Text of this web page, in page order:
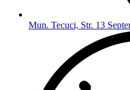
Mun. Tecuci, Str. 13